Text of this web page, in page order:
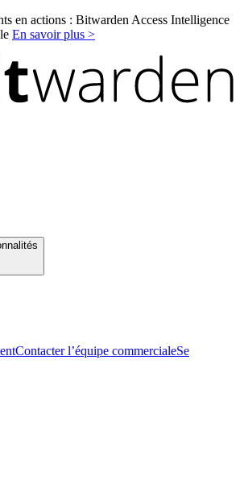
en actions : Bitwarden Access Intelligence
En savoir plus >
Contacter l’équipe commercialeSe